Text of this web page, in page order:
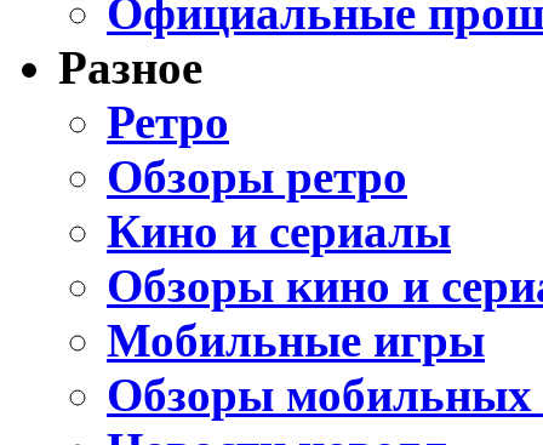
Официальные
Разное
Ретро
Обзоры ретро
Кино и сериалы
Обзоры кино и
Мобильные игры
Обзоры мобильных